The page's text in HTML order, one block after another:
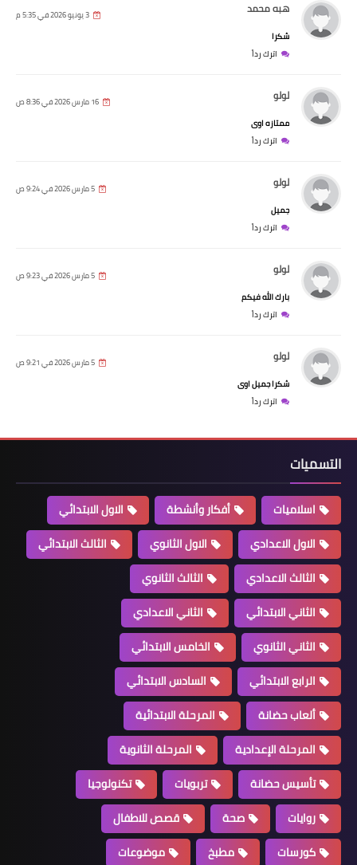
هبه محمد 3 يونيو 2026 في 5:35 م
شكرا
اترك رداً
لولو 16 مارس 2026 في 8:36 ص
ممتازه اوى
اترك رداً
لولو 5 مارس 2026 في 9:24 ص
جميل
اترك رداً
لولو 5 مارس 2026 في 9:23 ص
بارك الله فيكم
اترك رداً
لولو 5 مارس 2026 في 9:21 ص
شكرا جميل اوى
اترك رداً
التسميات
اسلاميات أفكار وأنشطة
الاول الابتدائي
الاول الاعدادي
الاول الثانوي
الثالث الابتدائي
الثالث الاعدادي
الثالث الثانوي
الثاني الابتدائي
الثاني الاعدادي
الثاني الثانوي
الخامس الابتدائي
الرابع الابتدائي
السادس الابتدائي
ألعاب حضانة
المرحلة الابتدائية
المرحلة الإعدادية
المرحلة الثانوية
تأسيس حضانة
تربويات
تكنولوجيا
روايات
صحة
قصص للاطفال
كورسات
مطبخ موضوعات